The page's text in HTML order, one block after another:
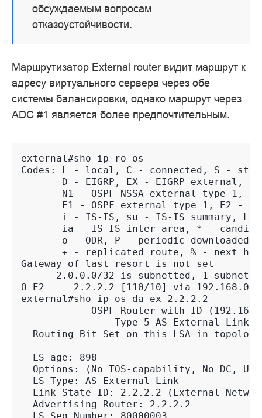
обсуждаемым вопросам
отказоустойчивости.
Маршрутизатор External router видит маршрут к
адресу виртуального сервера через обе
системы балансировки, однако маршрут через
ADC #1 является более предпочтительным.
external#sho ip ro os
Codes: L - local, C - connected, S -
D - EIGRP, EX - EIGRP external, O
N1 - OSPF NSSA external type 1,
E1 - OSPF external type 1, E2 -
i - IS-IS, su - IS-IS summary, L1
ia - IS-IS inter area, * -
o - ODR, P - periodic downloaded
+ - replicated route, % - next
Gateway of last resort is not set
      2.0.0.0/32 is subnetted, 1 subnets
O E2     2.2.2.2 [110/10] via
external#sho ip os da ex 2.2.2.2
OSPF Router with ID
Type-5 AS External Link
Routing Bit Set on this LSA in
  LS age: 898
Options: (No TOS-capability, No DC,
  LS Type: AS External Link
Link State ID: 2.2.2.2 (External
  Advertising Router: 2.2.2.2